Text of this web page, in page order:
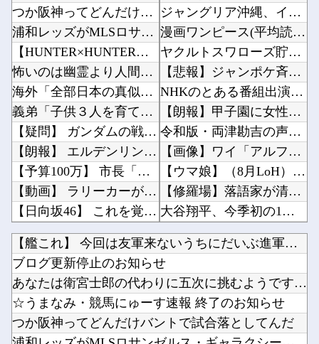
つか阪神ってどんだけバントで試合落としてんだ
浦和レッズがMLSロサンゼルス・ギャラクシーのDF山根視来を獲得へ 曺貴裁監督の湘南時代の...
【HUNTER×HUNTER】 あたしの昔の写真見せようか？
怖いのは幽霊より人間なのか？ 暴力団にまつわる怖い話傑作7選
海外「全部日本の真似だったのか…」 日本の普通のテレビ番組が最新SNSの数十年先を行ってい...
義弟「子供３人を育てられないから引き取って」私「なぜ？」義弟「子なしだから。実子がいたら差...
【疑問】 ガンダムの戦艦って砲塔外してそこにビームライフル挿しといたらいいんじゃない？？？...
【朗報】 エルデンリングマグネットきたあああああ
【予算100万】 市長「特定外来生物クビアカは気持ち悪い虫だしそんな需要ないと思う」1匹3...
【動画】 ラリーカーが大ジャンプして横転
【日向坂46】 これを覚えているおひさま0人説
【にじ甲2026】 今の3年モードはKONAMIが意図したバランスなのか気になる
【悲報】 コンビニのおにぎり、誰も食べなくなる…
【動画】 撮影走行でホンダADUO改良型エンジン（PU）を搭載したアストンマーチンが“いい...
ジャングリア沖縄、イマーシブフォート東京の二の舞になりそうｗｗｗｗｗｗ他
漫画ワンピース(平均読者44歳)「第三世界でさぁ！悪魔がいてさぁ！世界を創った19の武器が...
ヤクルトスワローズ貯金2桁首位だったのに気づけば4位DeNAとゲーム差0他
【悲報】ジャンポケ斉藤、懲役７年求刑ｗｗｗｗｗｗｗ他
NHKのとある番組出演者、NHK職員に性加害してPTSDに追い込み休職させていた・・・他
【朗報】甲子園に女性審判が仲間入り→初出場で流した涙に「絶対失敗できない」ファン称賛ｗｗｗ...
令和版・両津勘吉の声優、マジで予想つかないｗｗｗ他
【画像】ワイ「アルファードいいなあ。買いに行くか」店員「ほいっ見積もりな！」ワイ「金額おか...
【ウマ娘】（8月LoH）先行3で楽しようと思ったのにここまで環境が変わるとは思わなかったの...
【修羅場】落語家が清水良太郎さんを恨んでる『理由』、ガチでヤバイ・・・・・他
大谷翔平、今季初の1試合2HR 25号先頭弾＆26号も空砲…ド軍は今季ワースト6連敗他
【悲報】スマホがウイルス感染してる助けてくれ?他
【にじさんじ】VTuber昔話『竹取物語』他
【画像】誰とエッチしたいか見解が別れる六人衆ｗｗｗｗｗｗｗｗｗ他
『トルネコの大冒険』のリメイクや新作が発売されない理由は？なぜ？他
PCショップ「超入手困難のDDR5 96GBx2 Registered ECCのサーバー用...
韓国人「大谷、25号・26号マルチホームランの大活躍！」→「日本人打者はあんなに活躍してる...
【艦これ】 今回は友軍来ないうちにだいぶ進軍出来てる提督多い...
ブログ更新停止のお知らせ
あなたは衛宮士郎の代わりに五次に挑むようです 第411話
☆うまなみ・競馬にゅーす速報 終了のお知らせ
つか阪神ってどんだけバントで試合落としてんだ